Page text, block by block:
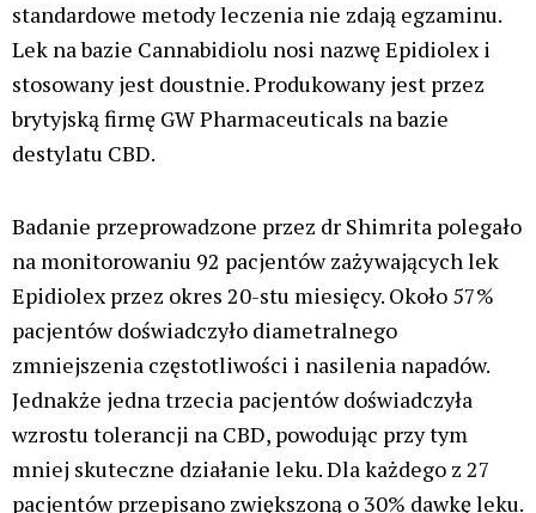
standardowe metody leczenia nie zdają egzaminu.
Lek na bazie Cannabidiolu nosi nazwę Epidiolex i
stosowany jest doustnie. Produkowany jest przez
brytyjską firmę GW Pharmaceuticals na bazie
destylatu CBD.
Badanie przeprowadzone przez dr Shimrita polegało
na monitorowaniu 92 pacjentów zażywających lek
Epidiolex przez okres 20-stu miesięcy. Około 57%
pacjentów doświadczyło diametralnego
zmniejszenia częstotliwości i nasilenia napadów.
Jednakże jedna trzecia pacjentów doświadczyła
wzrostu tolerancji na CBD, powodując przy tym
mniej skuteczne działanie leku. Dla każdego z 27
pacjentów przepisano zwiększoną o 30% dawkę leku.